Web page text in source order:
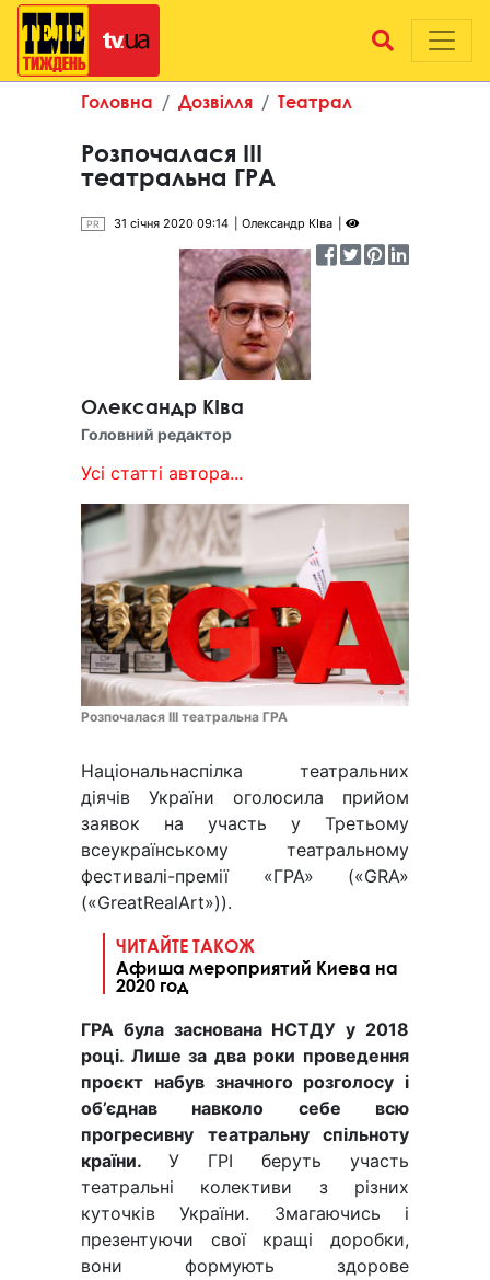
Головна Дозвілля Театрал
Розпочалася III
театральна ГРА
PR 31 січня 2020 09:14 Олександр КІва
Олександр КІва
Головний редактор
Усі статті автора...
Розпочалася III театральна ГРА
Національнаспілка театральних
діячів України оголосила прийом
заявок на участь у Третьому
всеукраїнському театральному
фестивалі-премії «ГРА» («GRA»
(«GreatRealArt»)).
ЧИТАЙТЕ ТАКОЖ
Афиша мероприятий Киева на
2020 год
ГРА була заснована НСТДУ у 2018
році. Лише за два роки проведення
проєкт набув значного розголосу і
об’єднав навколо себе всю
прогресивну театральну спільноту
країни. У ГРІ беруть участь
театральні колективи з різних
куточків України. Змагаючись і
презентуючи свої кращі доробки,
вони формують здорове